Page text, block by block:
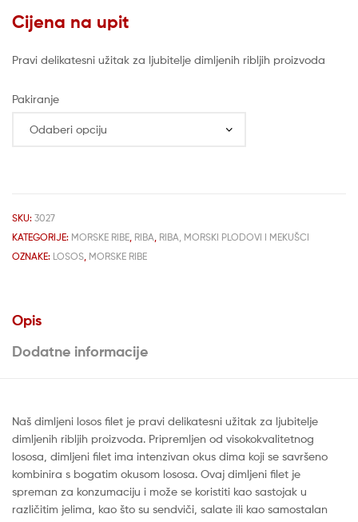
Cijena na upit
Pravi delikatesni užitak za ljubitelje dimljenih ribljih proizvoda
Pakiranje
SKU: 3027
KATEGORIJE: MORSKE RIBE, RIBA, RIBA, MORSKI PLODOVI I MEKUŠCI
OZNAKE: LOSOS, MORSKE RIBE
Opis
Dodatne informacije
Naš dimljeni losos filet je pravi delikatesni užitak za ljubitelje
dimljenih ribljih proizvoda. Pripremljen od visokokvalitetnog
lososa, dimljeni filet ima intenzivan okus dima koji se savršeno
kombinira s bogatim okusom lososa. Ovaj dimljeni filet je
spreman za konzumaciju i može se koristiti kao sastojak u
različitim jelima, kao što su sendviči, salate ili kao samostalan